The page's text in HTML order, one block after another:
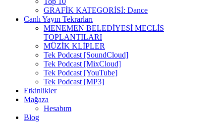
GRAFİK KATEGORİSİ: Dance
Canlı Yayın Tekrarları
MENEMEN BELEDİYESİ MECLİS
TOPLANTILARI
MÜZİK KLİPLER
Tek Podcast [SoundCloud]
Tek Podcast [MixCloud]
Tek Podcast [YouTube]
Tek Podcast [MP3]
Etkinlikler
Mağaza
Hesabım
Blog